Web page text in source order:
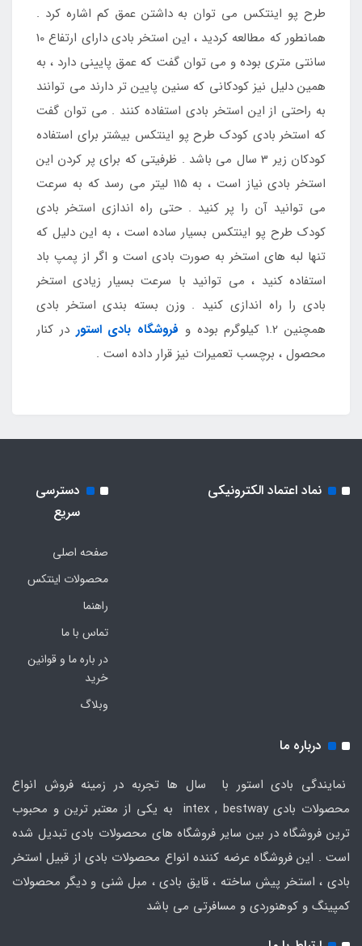
طرح پو اینتکس می توان به داشتن عمق کم اشاره کرد .
همانطور که مطالعه کردید ، این استخر بادی دارای ارتفاع 10
سانتی متری بوده و می توان گفت که عمق پایینی دارد ، به
همین دلیل نیز کودکانی که سنین پایین تر دارند می توانند
به راحتی از این استخر بادی استفاده کنند . می توان گفت
که استخر بادی کودک طرح پو اینتکس بیشتر برای استفاده
کودکان زیر 3 سال می باشد . ظرفیتی که برای پر کردن این
استخر بادی نیاز است ، به 115 لیتر می رسد که به سرعت
می توانید آن را پر کنید . حتی راه اندازی استخر بادی
کودک طرح پو اینتکس بسیار ساده است ، به این دلیل که
تنها لبه های استخر به صورت بادی است و اگر از پمپ باد
استفاده کنید ، می توانید با سرعت بسیار زیادی استخر
بادی را راه اندازی کنید . وزن بسته بندی استخر بادی
همچنین 1.2 کیلوگرم بوده و
فروشگاه بادی استور در کنار
محصول ، برچسب تعمیرات نیز قرار داده است .
نماد اعتماد الکترونیکی
دسترسی
سریع
صفحه اصلی
محصولات اینتکس
راهنما
تماس با ما
در باره ما و قوانین
خرید
وبلاگ
درباره ما
نمایندگی بادی استور با سال ها تجربه در زمینه فروش انواع
محصولات بادی intex , bestway به یکی از معتبر ترین و محبوب
ترین فروشگاه در بین سایر فروشگاه های محصولات بادی تبدیل شده
است . این فروشگاه عرضه کننده انواع محصولات بادی از قبیل استخر
بادی ، استخر پیش ساخته ، قایق بادی ، مبل شنی و دیگر محصولات
کمپینگ و کوهنوردی و مسافرتی می باشد